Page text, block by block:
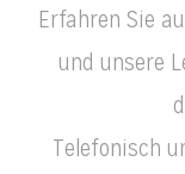
Erfahren Sie
und unsere
Telefonisch